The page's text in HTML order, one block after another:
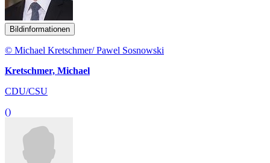
Bildinformationen
© Michael Kretschmer/ Pawel Sosnowski
Kretschmer, Michael
CDU/CSU
()